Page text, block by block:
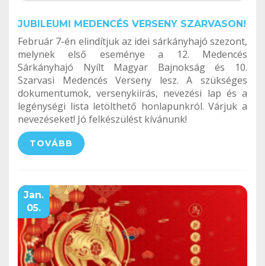
JUBILEUMI MEDENCÉS VERSENY SZARVASON!
Február 7-én elindítjuk az idei sárkányhajó szezont,
melynek első eseménye a 12. Medencés
Sárkányhajó Nyílt Magyar Bajnokság és 10.
Szarvasi Medencés Verseny lesz. A szükséges
dokumentumok, versenykiírás, nevezési lap és a
legénységi lista letölthető honlapunkról. Várjuk a
nevezéseket! Jó felkészülést kívánunk!
TOVÁBB
Jan.
05.